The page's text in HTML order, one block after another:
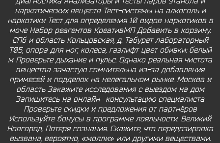
наркотических веществ Тест-системы на алкоголь и
наркотики Тест для определения 10 видов наркотиков в
моче Набор реагентов КреативМП Добавить в корзину.
СПб и область Кольцовская, д. Табурет лабораторный
Т05, опора для ног, колеса, газлифт цвет обивки: белый
м Проверьте дыхание и пульс. Однако реальная чистота
вещества зачастую сомнительна из-за добавления
примесей и подделок на нелегальном рынке. Москва и
область Закажите исследования с выездом на дом
Запишитесь на онлайн- консультацию специалиста
Проверьте скидки и предложения от партнёров
Используйте бонусы в программе лояльности. Великий
Новгород. Потеря сознания. Скажите, что передозировка
вызвана, вероятно, «молли» или другими веществами.